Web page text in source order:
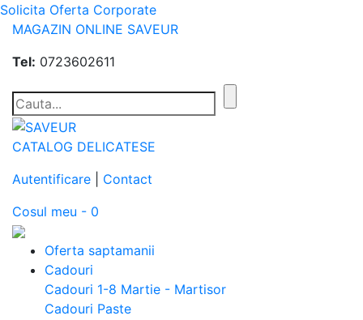
Solicita Oferta Corporate
MAGAZIN ONLINE SAVEUR
Tel: 0723602611
CATALOG DELICATESE
Autentificare
Contact
Cosul meu - 0
Oferta saptamanii
Cadouri
Cadouri 1-8 Martie - Martisor
Cadouri Paste